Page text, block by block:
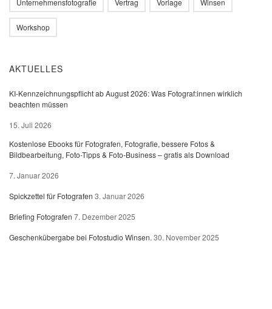
Unternehmensfotografie Vertrag Vorlage Winsen
Workshop
AKTUELLES
KI-Kennzeichnungspflicht ab August 2026: Was Fotograf:innen wirklich
beachten müssen
15. Juli 2026
Kostenlose Ebooks für Fotografen, Fotografie, bessere Fotos &
Bildbearbeitung, Foto-Tipps & Foto-Business – gratis als Download
7. Januar 2026
Spickzettel für Fotografen 3. Januar 2026
Briefing Fotografen 7. Dezember 2025
Geschenkübergabe bei Fotostudio Winsen. 30. November 2025